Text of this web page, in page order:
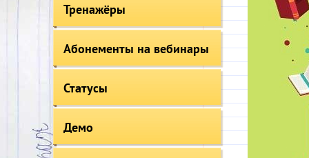
Тренажёры
Абонементы на вебинары
Статусы
Демо